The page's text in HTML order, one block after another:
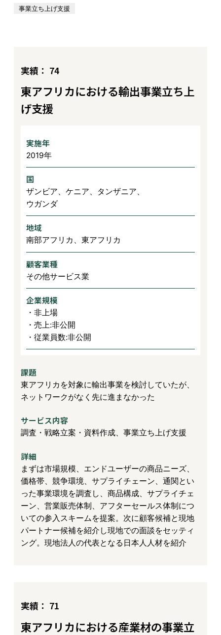
事業立ち上げ支援
実績： 74
東アフリカにおける輸出事業立ち上
げ支援
実施年
2019年
国
ザンビア、ケニア、タンザニア、
ウガンダ
地域
南部アフリカ、東アフリカ
顧客業種
その他サービス業
企業規模
・非上場
・売上:非公開
・従業員数:非公開
課題
東アフリカを対象に輸出事業を検討していたが、
ネットワークがなく先に進まなかった
サービス内容
調査・戦略立案・資料作成、事業立ち上げ支援
詳細
まずは市場規模、エンドユーザーの商品ニーズ、
価格帯、競争環境、サプライチェーン、通関とい
った事業環境を調査し、商品構成、サプライチェ
ーン、営業販売体制、アフターセールス体制につ
いての参入スキームを提案。次に顧客候補と現地
パートナー候補を紹介し現地での面談をセッティ
ング。現地法人の代表となる日本人人材を紹介
実績： 71
東アフリカにおける産業材の事業立